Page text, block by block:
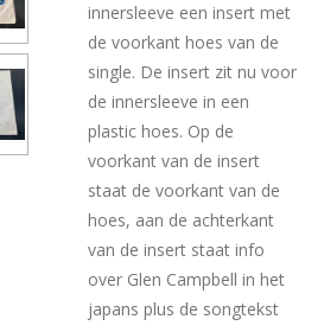
innersleeve een insert met
de voorkant hoes van de
single. De insert zit nu voor
de innersleeve in een
plastic hoes. Op de
voorkant van de insert
staat de voorkant van de
hoes, aan de achterkant
van de insert staat info
over Glen Campbell in het
japans plus de songtekst